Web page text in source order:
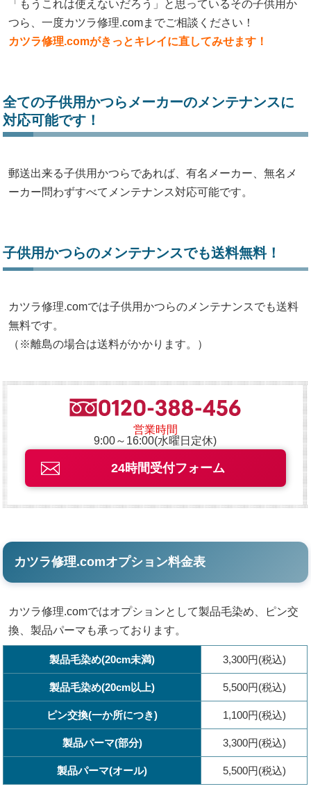
「もうこれは使えないだろう」と思っているその子供用か
つら、一度カツラ修理.comまでご相談ください！
カツラ修理.comがきっとキレイに直してみせます！
全ての子供用かつらメーカーのメンテナンスに
対応可能です！
郵送出来る子供用かつらであれば、有名メーカー、無名メ
ーカー問わずすべてメンテナンス対応可能です。
子供用かつらのメンテナンスでも送料無料！
カツラ修理.comでは子供用かつらのメンテナンスでも送料
無料です。
（※離島の場合は送料がかかります。）
営業時間
9:00～16:00(水曜日定休)
24時間受付フォーム
カツラ修理.comオプション料金表
カツラ修理.comではオプションとして製品毛染め、ピン交
換、製品パーマも承っております。
製品毛染め(20cm未満) 3,300円(税込)
製品毛染め(20cm以上) 5,500円(税込)
ピン交換(一か所につき) 1,100円(税込)
製品パーマ(部分) 3,300円(税込)
製品パーマ(オール) 5,500円(税込)